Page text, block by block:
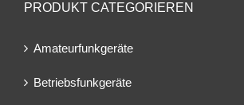
PRODUKT CATEGORIEREN
Amateurfunkgeräte
Betriebsfunkgeräte